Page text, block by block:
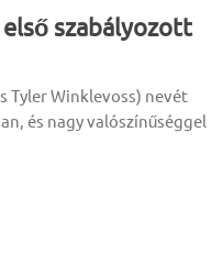
szabályozott
Tyler Winklevoss) nevét
és nagy valószínűséggel